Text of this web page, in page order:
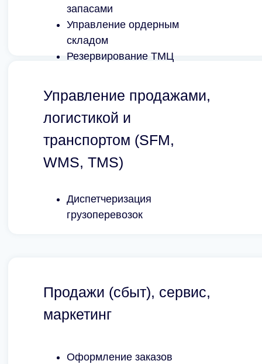
Управление продажами,
логистикой и
транспортом (SFM,
WMS, TMS)
Диспетчеризация
грузоперевозок
запасами
Управление ордерным
складом
Резервирование ТМЦ
Продажи (сбыт), сервис,
маркетинг
Оформление заказов